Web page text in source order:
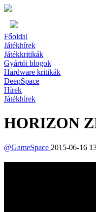
Főoldal
Játékhírek
Játékkritikák
Gyártói blogok
Hardware kritikák
DeepSpace
Hírek
Játékhírek
HORIZON
@GameSpace 2015-06-16